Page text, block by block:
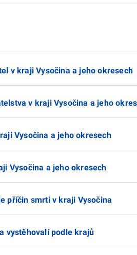
v kraji Vysočina a jeho okresech
v kraji Vysočina a jeho
Vysočina a jeho okresech
Vysočina a jeho okresech
příčin smrti v kraji Vysočina
vystěhovalí podle krajů